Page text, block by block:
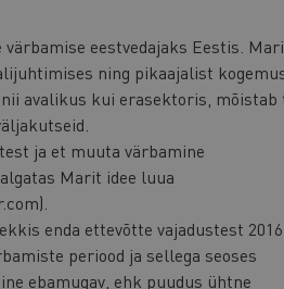
eestvedajaks Eestis.
ning pikaajalist
avalikus kui erasektoris, mõistab
ja et muuta värbamine
Marit idee luua
enda ettevõtte vajadustest
periood ja sellega seoses
ebamugav, ehk puudus ühtne